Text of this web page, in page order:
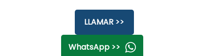
LLAMAR >>
WhatsApp >>